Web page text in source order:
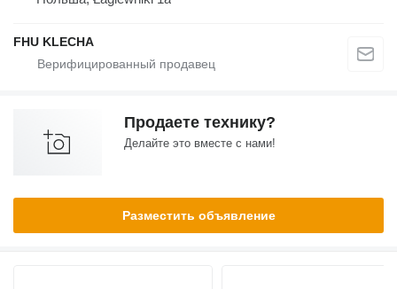
FHU KLECHA
Продаете технику?
Делайте это вместе с нами!
Разместить объявление